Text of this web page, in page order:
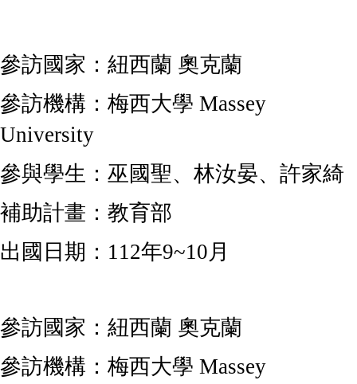
參訪國家：紐西蘭 奧克蘭
參訪機構： 梅西大學 Massey
University
參與學生：巫國聖、林汝晏、許家綺
補助計畫：教育部
出國日期 ：112年9~10月
參訪國家：紐西蘭 奧克蘭
參訪機構： 梅西大學 Massey